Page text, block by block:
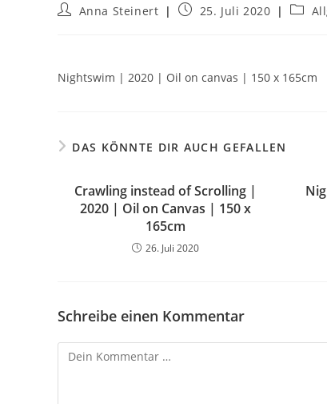
Anna Steinert 25. Juli 2020
Nightswim | 2020 | Oil on canvas | 150 x 165cm
DAS KÖNNTE DIR AUCH GEFALLEN
Crawling instead of Scrolling |
2020 | Oil on Canvas | 150 x
165cm
26. Juli 2020
Schreibe einen Kommentar